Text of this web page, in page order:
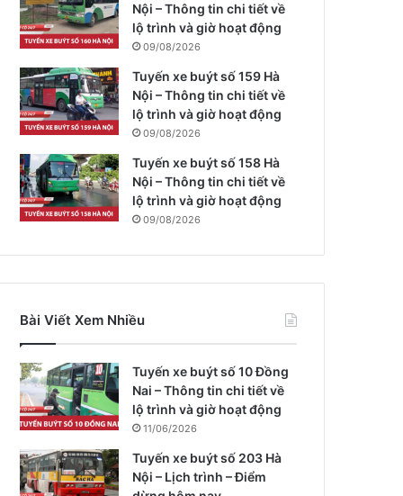
Nội – Thông tin chi tiết về
lộ trình và giờ hoạt động
09/08/2026
Tuyến xe buýt số 159 Hà
Nội – Thông tin chi tiết về
lộ trình và giờ hoạt động
09/08/2026
Tuyến xe buýt số 158 Hà
Nội – Thông tin chi tiết về
lộ trình và giờ hoạt động
09/08/2026
Bài Viết Xem Nhiều
Tuyến xe buýt số 10 Đồng
Nai – Thông tin chi tiết về
lộ trình và giờ hoạt động
11/06/2026
Tuyến xe buýt số 203 Hà
Nội – Lịch trình – Điểm